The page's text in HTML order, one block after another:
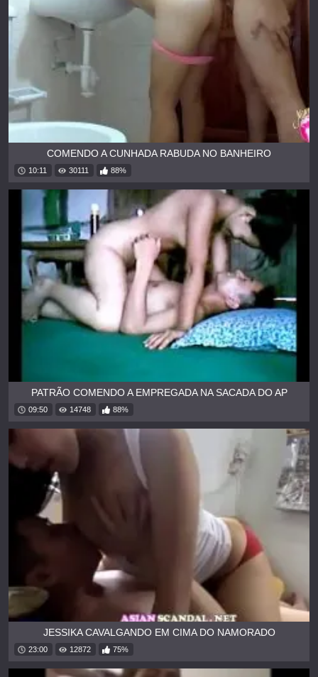
COMENDO A CUNHADA RABUDA NO BANHEIRO
10:11 30111 88%
PATRÃO COMENDO A EMPREGADA NA SACADA DO AP
09:50 14748 88%
JESSIKA CAVALGANDO EM CIMA DO NAMORADO
23:00 12872 75%